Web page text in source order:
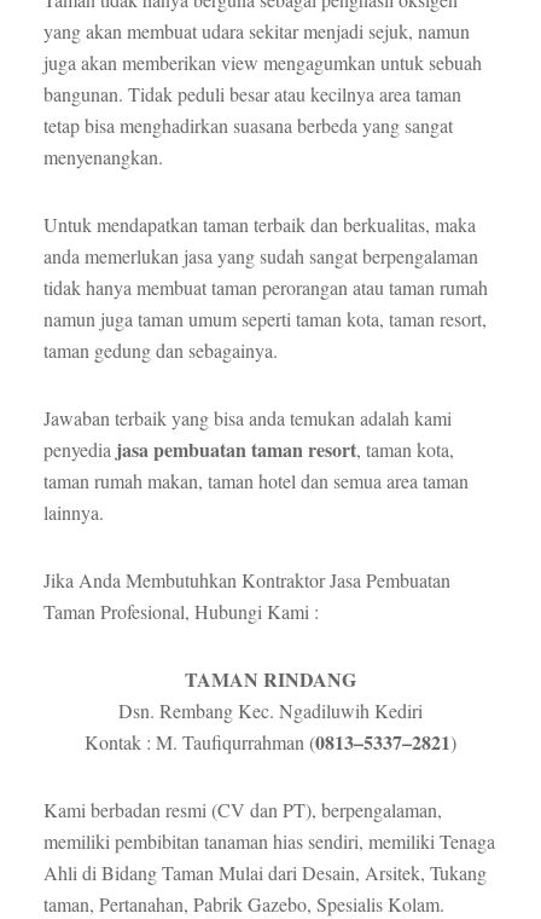
yang akan membuat udara sekitar menjadi sejuk, namun
juga akan memberikan view mengagumkan untuk sebuah
bangunan. Tidak peduli besar atau kecilnya area taman
tetap bisa menghadirkan suasana berbeda yang sangat
menyenangkan.
Untuk mendapatkan taman terbaik dan berkualitas, maka
anda memerlukan jasa yang sudah sangat berpengalaman
tidak hanya membuat taman perorangan atau taman rumah
namun juga taman umum seperti taman kota, taman resort,
taman gedung dan sebagainya.
Jawaban terbaik yang bisa anda temukan adalah kami
penyedia jasa pembuatan taman resort, taman kota,
taman rumah makan, taman hotel dan semua area taman
lainnya.
Jika Anda Membutuhkan Kontraktor Jasa Pembuatan
Taman Profesional, Hubungi Kami :
TAMAN RINDANG
Dsn. Rembang Kec. Ngadiluwih Kediri
Kontak : M. Taufiqurrahman (0813–5337–2821)
Kami berbadan resmi (CV dan PT), berpengalaman,
memiliki pembibitan tanaman hias sendiri, memiliki Tenaga
Ahli di Bidang Taman Mulai dari Desain, Arsitek, Tukang
taman, Pertanahan, Pabrik Gazebo, Spesialis Kolam.